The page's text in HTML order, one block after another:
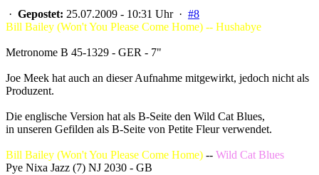
· Gepostet: 25.07.2009 - 10:31 Uhr · #8
Bill Bailey (Won't You Please Come Home) -- Hushabye
Metronome B 45-1329 - GER - 7"
Joe Meek hat auch an dieser Aufnahme mitgewirkt, jedoch nicht als
Produzent.
Die englische Version hat als B-Seite den Wild Cat Blues,
in unseren Gefilden als B-Seite von Petite Fleur verwendet.
Bill Bailey (Won't You Please Come Home) -- Wild Cat Blues
Pye Nixa Jazz (7) NJ 2030 - GB